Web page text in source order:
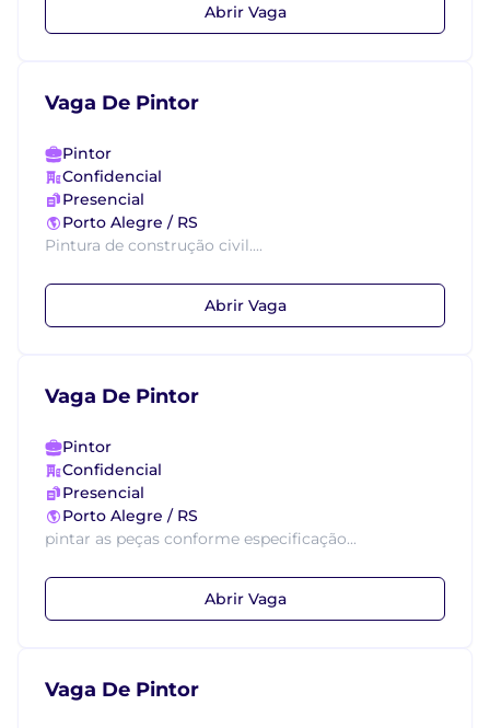
Abrir Vaga
Vaga De Pintor
Pintor
Confidencial
Presencial
Porto Alegre / RS
Pintura de construção civil....
Abrir Vaga
Vaga De Pintor
Pintor
Confidencial
Presencial
Porto Alegre / RS
pintar as peças conforme especificação...
Abrir Vaga
Vaga De Pintor